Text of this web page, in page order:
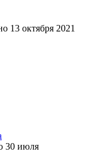
13 октября 2021
30 июля